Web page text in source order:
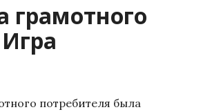
грамотного
потребителя была